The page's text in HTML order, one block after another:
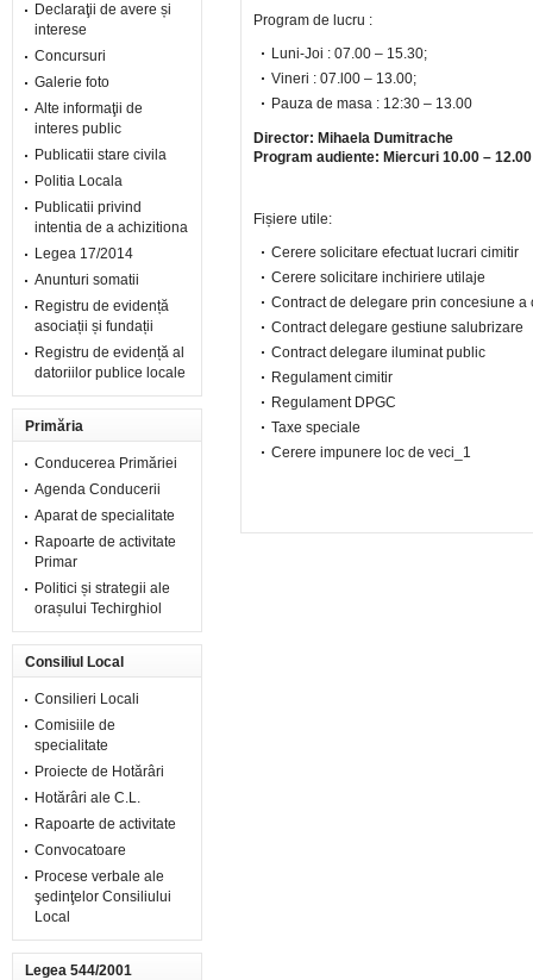
Declaraţii de avere și
interese
Concursuri
Galerie foto
Alte informaţii de
interes public
Publicatii stare civila
Politia Locala
Publicatii privind
intentia de a achizitiona
Legea 17/2014
Anunturi somatii
Registru de evidență
asociații și fundații
Registru de evidență al
datoriilor publice locale
Primăria
Conducerea Primăriei
Agenda Conducerii
Aparat de specialitate
Rapoarte de activitate
Primar
Politici și strategii ale
orașului Techirghiol
Consiliul Local
Consilieri Locali
Comisiile de
specialitate
Proiecte de Hotărâri
Hotărâri ale C.L.
Rapoarte de activitate
Convocatoare
Procese verbale ale
şedinţelor Consiliului
Local
Legea 544/2001
Program de lucru :
Luni-Joi : 07.00 – 15.30;
Vineri : 07.l00 – 13.00;
Pauza de masa : 12:30 – 13.00
Director: Mihaela Dumitrache
Program audiente: Miercuri 10.00 – 12.00
Fișiere utile:
Cerere solicitare efectuat lucrari cimitir
Cerere solicitare inchiriere utilaje
Contract de delegare prin concesiune a
Contract delegare gestiune salubrizare
Contract delegare iluminat public
Regulament cimitir
Regulament DPGC
Taxe speciale
Cerere impunere loc de veci_1